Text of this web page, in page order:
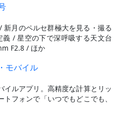
新月のペルセ群極大を見る・撮る
/ 星空の下で深呼吸する天文台
F2.8 / ほか
モバイル
イルアプリ。高精度な計算とリッ
フォンで「いつでもどこでも、